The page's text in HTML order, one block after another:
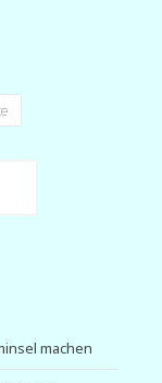
machen